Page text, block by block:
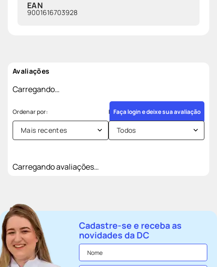
EAN
9001616703928
Avaliações
Carregando…
Faça login e deixe sua avaliação
Mais recentes Todos
Carregando avaliações…
Cadastre-se e receba as
novidades da DC